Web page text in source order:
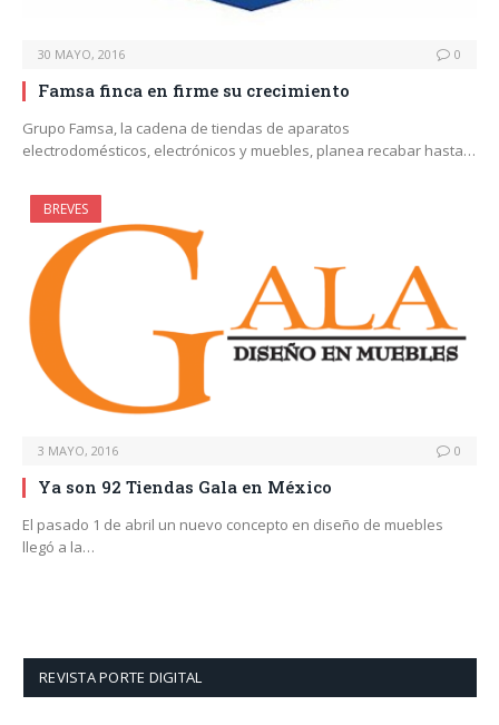
30 MAYO, 2016 0
Famsa finca en firme su crecimiento
Grupo Famsa, la cadena de tiendas de aparatos
electrodomésticos, electrónicos y muebles, planea recabar hasta…
BREVES
3 MAYO, 2016 0
Ya son 92 Tiendas Gala en México
El pasado 1 de abril un nuevo concepto en diseño de muebles
llegó a la…
REVISTA PORTE DIGITAL